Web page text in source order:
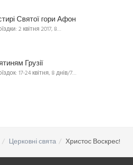
Святої гори Афон
2 квітня 2017, 8…
Грузії
17-24 квітня, 8 днів/7…
Церковні свята Христос Воскрес!